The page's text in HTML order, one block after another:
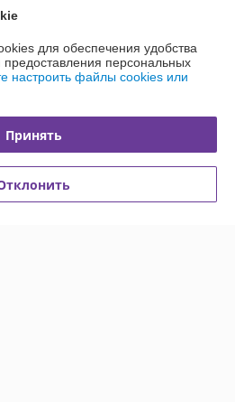
для обеспечения удобства
предоставления персональных
настроить файлы cookies или
Принять